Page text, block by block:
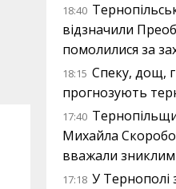
18:40
відзначили
помолилися за
18:15 Спеку, дощ,
прогнозують
17:40
Михайла
вважали зниклим
17:18 У Тернополі